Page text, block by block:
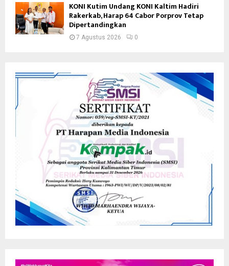
KONI Kutim Undang KONI Kaltim Hadiri
Rakerkab, Harap 64 Cabor Porprov Tetap
Dipertandingkan
7 Agustus 2026 0